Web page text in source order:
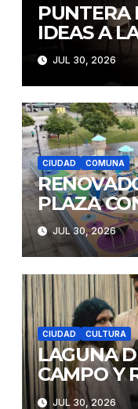
PUNTERA
IDEAS A
JUL 30, 2026
CIUDAD COMUNA
PLAZA
JUL 30, 2026
CIUDAD CULTURA
LAGUNA
CAMPO Y
JUL 30, 2026